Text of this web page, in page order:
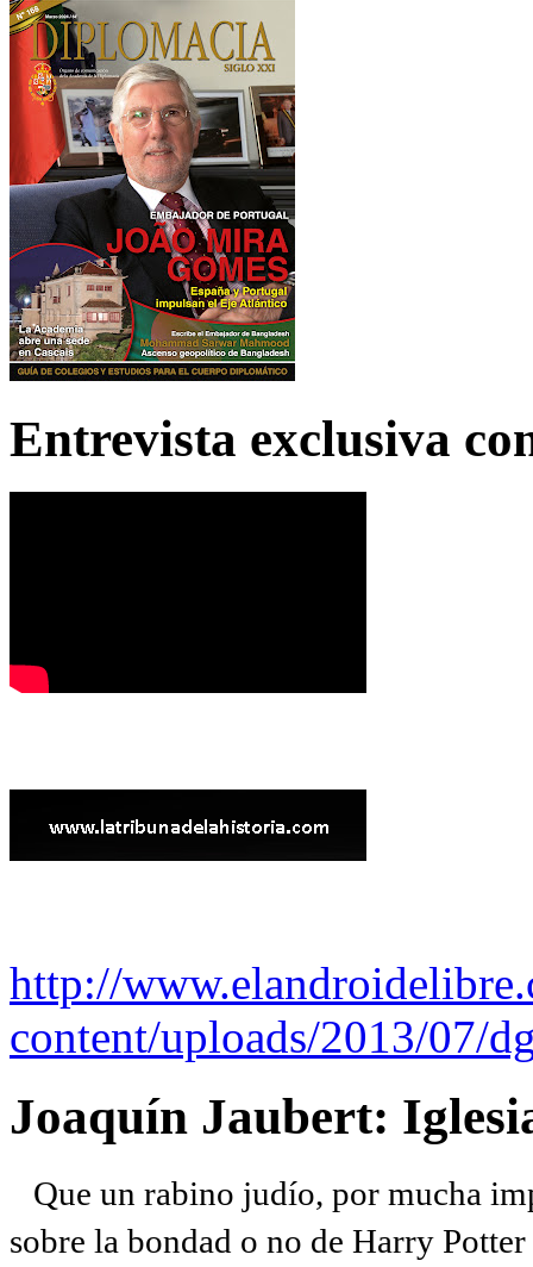
Entrevista exclusiva
http://
content/uploads/2013/07/
Joaquín Jaubert:
Que un rabino judío, por mucha
sobre la bondad o no de Harry